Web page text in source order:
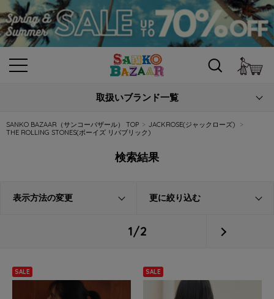
取扱いブランド一覧
SANKO BAZAAR（サンコーバザール） TOP
JACKROSE(ジャックローズ)
THE ROLLING STONES(ボーイズ リパブリック)
検索結果
表示方法の変更 更に絞り込む
1/2
SALE SALE